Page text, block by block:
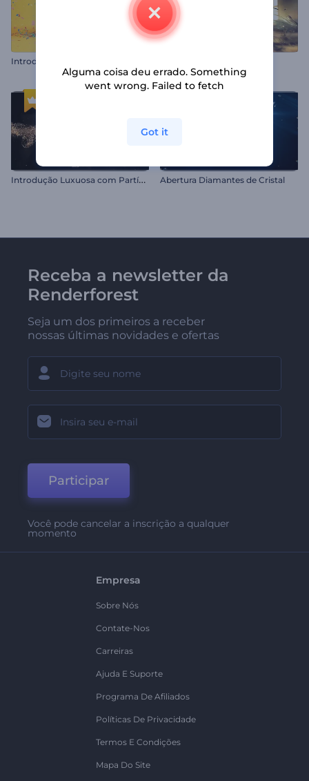
Introdução ao Dia da Formatura
I
ntrodução Luxuosa com Partículas Douradas Abertura Diamantes de Cristal
Receba a newsletter da
Renderforest
Seja um dos primeiros a receber
nossas últimas novidades e ofertas
Participar
Você pode cancelar a inscrição a qualquer
momento
Empresa
Sobre Nós
Contate-Nos
Carreiras
Ajuda E Suporte
Programa De Afiliados
Políticas De Privacidade
Termos E Condições
Mapa Do Site
Alguma coisa deu errado. Something
went wrong. Failed to fetch
Got it